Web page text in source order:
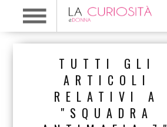
TUTTI GLI
ARTICOLI
RELATIVI A
"SQUADRA